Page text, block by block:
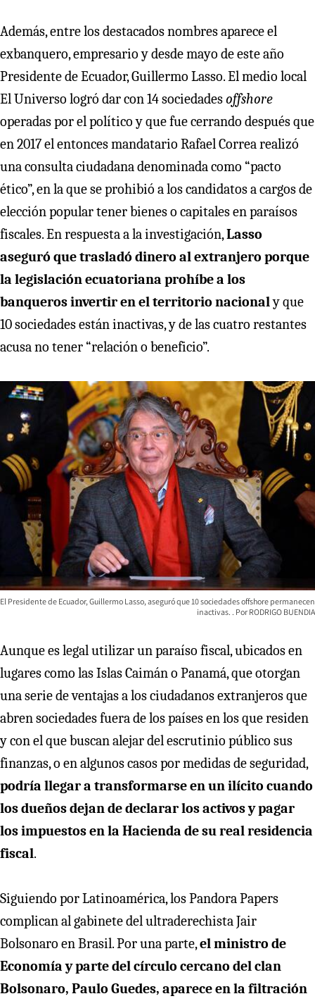
Además, entre los destacados nombres aparece el
exbanquero, empresario y desde mayo de este año
Presidente de Ecuador, Guillermo Lasso. El medio local
El Universo logró dar con 14 sociedadesoffshore
operadas por el político y que fue cerrando después que
en 2017 el entonces mandatario Rafael Correa realizó
una consulta ciudadana denominada como “pacto
ético”, en la que se prohibió a los candidatos a cargos de
elección popular tener bienes o capitales en paraísos
fiscales. En respuesta a la investigación,Lasso
aseguró que trasladó dinero al extranjero porque
la legislación ecuatoriana prohíbe a los
banqueros invertir en el territorio nacionaly que
10 sociedades están inactivas, y de las cuatro restantes
acusa no tener “relación o beneficio”.
El Presidente de Ecuador, Guillermo Lasso, aseguró que 10 sociedades offshore permanecen
inactivas.
RODRIGO BUENDIA
Aunque es legal utilizar un paraíso fiscal, ubicados en
lugares como las Islas Caimán o Panamá, que otorgan
una serie de ventajas a los ciudadanos extranjeros que
abren sociedades fuera de los países en los que residen
y con el que buscan alejar del escrutinio público sus
finanzas, o en algunos casos por medidas de seguridad,
podría llegar a transformarse en un ilícito cuando
los dueños dejan de declarar los activos y pagar
los impuestos en la Hacienda de su real residencia
fiscal.
Siguiendo por Latinoamérica, los Pandora Papers
complican al gabinete del ultraderechista Jair
Bolsonaro en Brasil. Por una parte,el ministro de
Economía y parte del círculo cercano del clan
Bolsonaro, Paulo Guedes, aparece en la filtración